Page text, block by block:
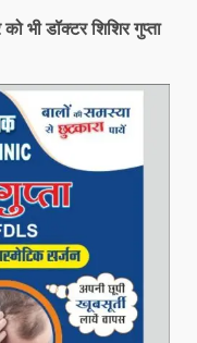
भी डॉक्टर शिशिर गुप्ता